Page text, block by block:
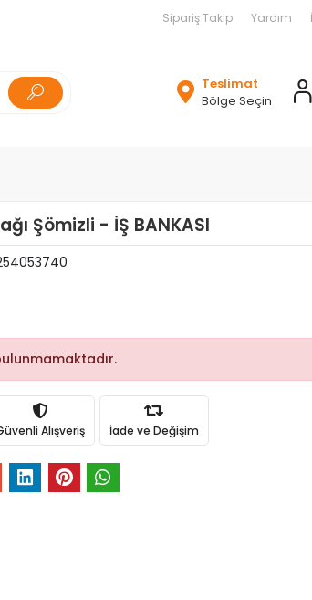
Sipariş Takip Yardım
Teslimat
Bölge Seçin
Şömizli - İŞ BANKASI
Alışveriş İade ve Değişim